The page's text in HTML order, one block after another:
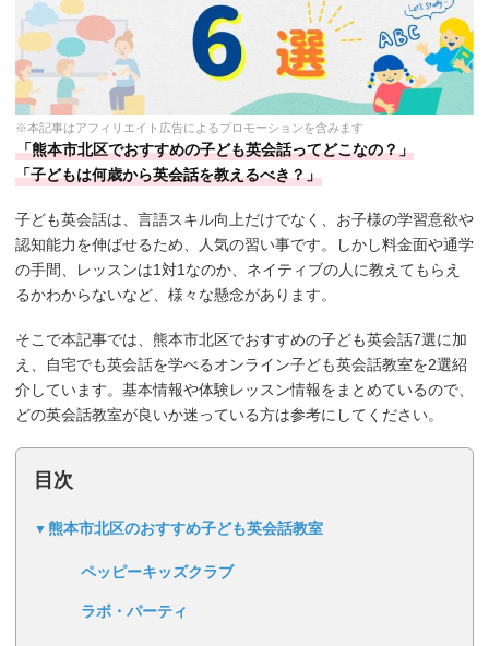
※本記事はアフィリエイト広告によるプロモーションを含みます
「熊本市北区でおすすめの子ども英会話ってどこなの？」
「子どもは何歳から英会話を教えるべき？」
子ども英会話は、言語スキル向上だけでなく、お子様の学習意欲や
認知能力を伸ばせるため、人気の習い事です。しかし料金面や通学
の手間、レッスンは1対1なのか、ネイティブの人に教えてもらえ
るかわからないなど、様々な懸念があります。
そこで本記事では、熊本市北区でおすすめの子ども英会話7選に加
え、自宅でも英会話を学べるオンライン子ども英会話教室を2選紹
介しています。基本情報や体験レッスン情報をまとめているので、
どの英会話教室が良いか迷っている方は参考にしてください。
目次
熊本市北区のおすすめ子ども英会話教室
ペッピーキッズクラブ
ラボ・パーティ